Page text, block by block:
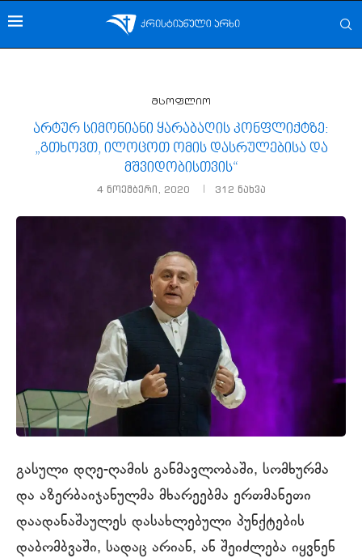
მსოფლიო
არტურ სიმონიანი ყარაბაღის კონფლიქტზე:
„გთხოვთ, ილოცოთ ომის დასრულებისა და
მშვიდობისთვის“
4 ნოემბერი, 2020 312 ნახვა
გასული დღე-ღამის განმავლობაში, სომხურმა
და აზერბაიჯანულმა მხარეებმა ერთმანეთი
დაადანაშაულეს დასახლებული პუნქტების
დაბომბვაში, სადაც არიან, ან შეიძლება იყვნენ